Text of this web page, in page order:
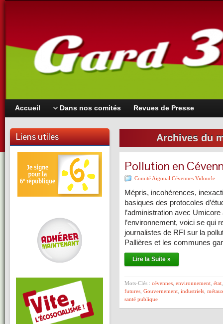
Accueil Dans nos comités Revues de Presse
Liens utiles Archives du
Pollution en
Comité Aigoual Cévennes Vidourle
Mépris, incohérences,
basiques des protocoles
l’administration avec
l’environnement, voici se qui
journalistes de RFI sur la
Pallières et les communes
Lire la Suite »
Mots-Clés : cévennes environnement état
futures Gouvernement industriels
santé publique